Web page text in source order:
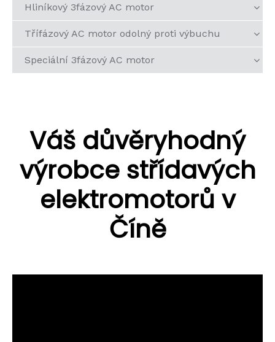
Hliníkový 3fázový AC motor
Třífázový AC motor odolný proti výbuchu
Speciální 3fázový AC motor
Váš důvěryhodný
výrobce střídavých
elektromotorů v
Číně